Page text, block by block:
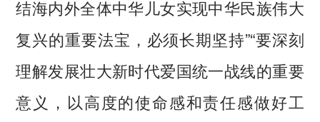
结海内外全体中华儿女实现中华民族伟大
复兴的重要法宝，必须长期坚持”“要深刻
理解发展壮大新时代爱国统一战线的重要
意义，以高度的使命感和责任感做好工